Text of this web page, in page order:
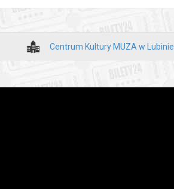
Centrum Kultury MUZA w Lubinie